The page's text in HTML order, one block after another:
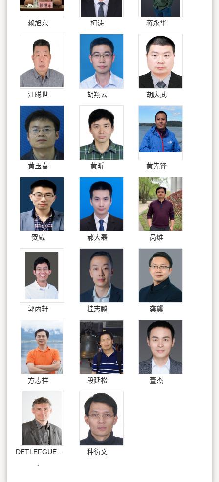
赖旭东 柯涛 蒋永华
江聪世 胡翔云 胡庆武
黄玉春 黄昕 黄先锋
贺威 郝大磊 呙维
郭丙轩 桂志鹏 龚龑
方志祥 段延松 董杰
DETLEFGUE..
种衍文